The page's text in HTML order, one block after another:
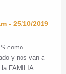
- 25/10/2019
como
y nos van a
FAMILIA